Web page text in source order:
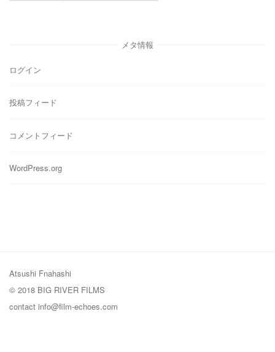
メタ情報
ログイン
投稿フィード
コメントフィード
WordPress.org
Atsushi Fnahashi
© 2018 BIG RIVER FILMS
contact info@film-echoes.com